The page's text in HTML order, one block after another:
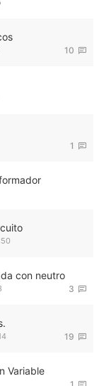
10
1
con neutro
3
19
Variable